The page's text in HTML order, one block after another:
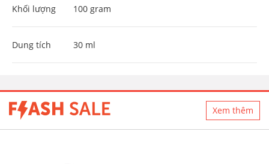
Khối lượng 100 gram
Dung tích 30 ml
Xem thêm